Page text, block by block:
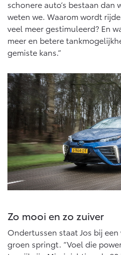
schonere auto’s bestaan dan
weten we. Waarom wordt
veel meer gestimuleerd? En
meer en betere
gemiste kans.”
Zo mooi en zo zuiver
Ondertussen staat Jos bij
groen springt. “Voel die